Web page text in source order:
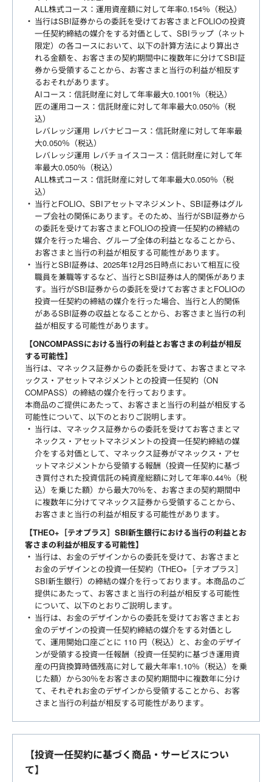
ALL株式コース：運用資産額に対して年率0.154％（税込）
当行はSBI証券からの委託を受けてお客さまとFOLIOの投資
一任契約締結の媒介をする対価として、SBIラップ（ネット
限定）の各コースにおいて、以下の計算方法により算出さ
れる金額を、お客さまの契約期間中に複数年に分けてSBI証
券から受領することから、お客さまと当行の利益が相反す
るおそれがあります。
AIコース：信託財産に対して年率最大0.1001％（税込）
匠の運用コース：信託財産に対して年率最大0.050％（税
込）
レバレッジ運用 レバナビコース：信託財産に対して年率最
大0.050％（税込）
レバレッジ運用 レバチョイスコース：信託財産に対して年
率最大0.050％（税込）
ALL株式コース：信託財産に対して年率最大0.050％（税
込）
当行とFOLIO、SBIアセットマネジメント、SBI証券はグル
ープ会社の関係にあります。そのため、当行がSBI証券から
の委託を受けてお客さまとFOLIOの投資一任契約の締結の
媒介を行った場合、グループ全体の利益となることから、
お客さまと当行の利益が相反する可能性があります。
当行とSBI証券は、2025年12月25日時点において相互に役
職員を兼職等するなど、当行とSBI証券は人的関係がありま
す。当行がSBI証券からの委託を受けてお客さまとFOLIOの
投資一任契約の締結の媒介を行った場合、当行と人的関係
があるSBI証券の収益となることから、お客さまと当行の利
益が相反する可能性があります。
【ONCOMPASSにおける当行の利益とお客さまの利益が相反
する可能性】
当行は、マネックス証券からの委託を受けて、お客さまとマネ
ックス・アセットマネジメントとの投資一任契約（ON
COMPASS）の締結の媒介を行っております。
本商品のご提供にあたって、お客さまと当行の利益が相反する
可能性について、以下のとおりご説明します。
当行は、マネックス証券からの委託を受けてお客さまとマ
ネックス・アセットマネジメントの投資一任契約締結の媒
介をする対価として、マネックス証券がマネックス・アセ
ットマネジメントから受領する報酬（投資一任契約に基づ
き買付された投資信託の純資産総額に対して年率0.44％（税
込）を乗じた額）から最大70％を、お客さまの契約期間中
に複数年に分けてマネックス証券から受領することから、
お客さまと当行の利益が相反する可能性があります。
【THEO+［テオプラス］SBI新生銀行における当行の利益とお
客さまの利益が相反する可能性】
当行は、お金のデザインからの委託を受けて、お客さまと
お金のデザインとの投資一任契約（THEO+［テオプラス］
SBI新生銀行）の締結の媒介を行っております。本商品のご
提供にあたって、お客さまと当行の利益が相反する可能性
について、以下のとおりご説明します。
当行は、お金のデザインからの委託を受けてお客さまとお
金のデザインの投資一任契約締結の媒介をする対価とし
て、運用開始口座ごとに 110 円（税込）と、お金のデザイ
ンが受領する投資一任報酬（投資一任契約に基づき運用資
産の円貨換算時価残高に対して最大年率1.10％（税込）を乗
じた額）から30％をお客さまの契約期間中に複数年に分け
て、それぞれお金のデザインから受領することから、お客
さまと当行の利益が相反する可能性があります。
【投資一任契約に基づく商品・サービスについ
て】